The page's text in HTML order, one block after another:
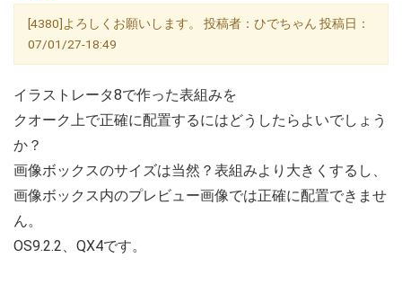
[4380]よろしくお願いします。 投稿者：ひでちゃん 投稿日：
07/01/27-18:49
イラストレータ8で作った表組みを
クオーク上で正確に配置するにはどうしたらよいでしょう
か？
画像ボックスのサイズは当然？表組みより大きくするし、
画像ボックス内のプレビュー画像では正確に配置できませ
ん。
OS9.2.2、QX4です。